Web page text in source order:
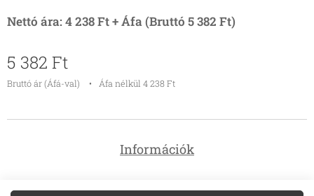
Nettó ára: 4 238 Ft + Áfa (Bruttó 5 382 Ft)
5 382 Ft
Bruttó ár (Áfá-val) Áfa nélkül 4 238 Ft
Információk